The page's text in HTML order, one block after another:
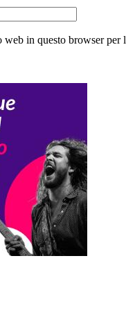
in questo browser per